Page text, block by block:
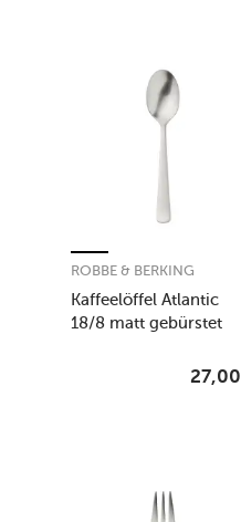
Kaffeelöffel Atlantic
18/8 matt gebürstet
ROBBE & BERKING
27,00